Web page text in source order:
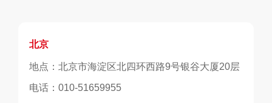
北京
地点：北京市海淀区北四环西路9号银谷大厦20层
电话：010-51659955